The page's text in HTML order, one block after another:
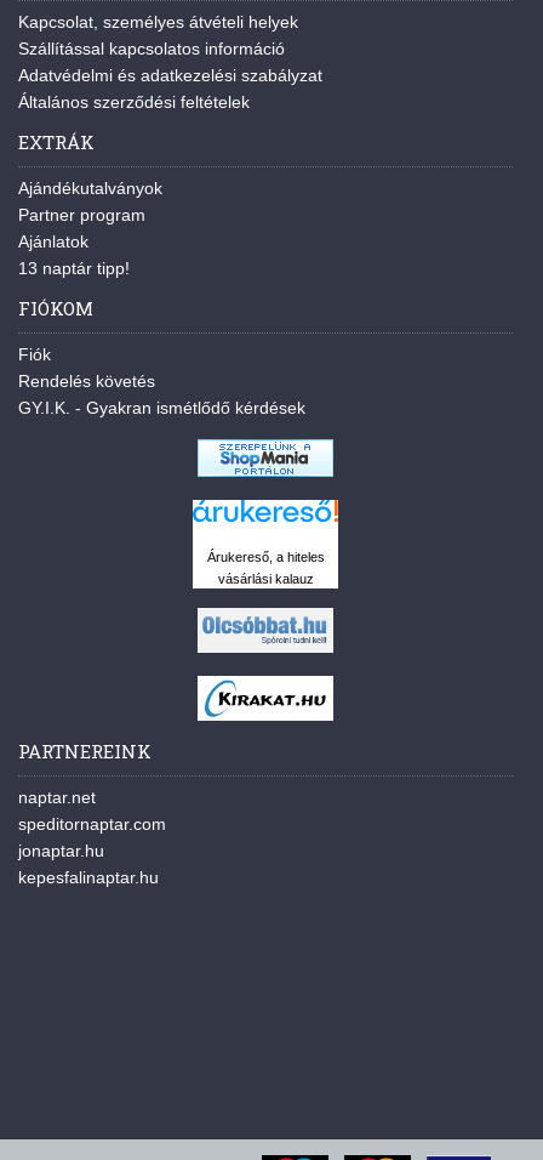
Kapcsolat, személyes átvételi helyek
Szállítással kapcsolatos információ
Adatvédelmi és adatkezelési szabályzat
Általános szerződési feltételek
EXTRÁK
Ajándékutalványok
Partner program
Ajánlatok
13 naptár tipp!
FIÓKOM
Fiók
Rendelés követés
GY.I.K. - Gyakran ismétlődő kérdések
Árukereső, a hiteles
vásárlási kalauz
PARTNEREINK
naptar.net
speditornaptar.com
jonaptar.hu
kepesfalinaptar.hu